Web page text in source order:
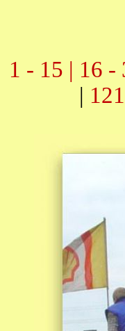
1 - 15 | 16 -
|